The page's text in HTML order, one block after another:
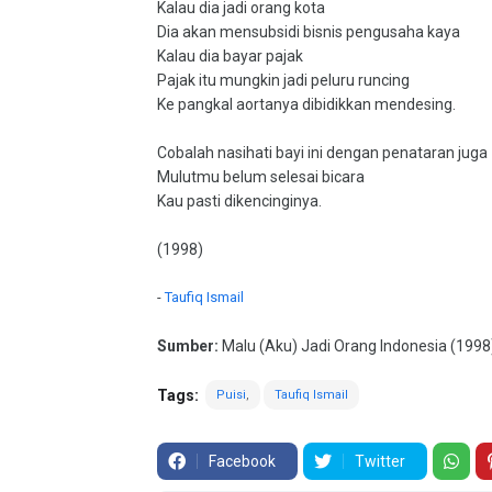
Kalau dia jadi orang kota
Dia akan mensubsidi bisnis pengusaha kaya
Kalau dia bayar pajak
Pajak itu mungkin jadi peluru runcing
Ke pangkal aortanya dibidikkan mendesing.
Cobalah nasihati bayi ini dengan penataran juga
Mulutmu belum selesai bicara
Kau pasti dikencinginya.
(1998)
-Taufiq Ismail
Sumber: Malu (Aku) Jadi Orang Indonesia
Tags: Puisi Taufiq Ismail
Facebook Twitter